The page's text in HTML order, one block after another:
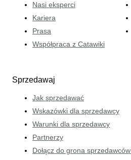
Nasi eksperci
Kariera
Prasa
Współpraca z Catawiki
Sprzedawaj
Jak sprzedawać
Wskazówki dla sprzedawcy
Warunki dla sprzedawcy
Partnerzy
Dołącz do grona